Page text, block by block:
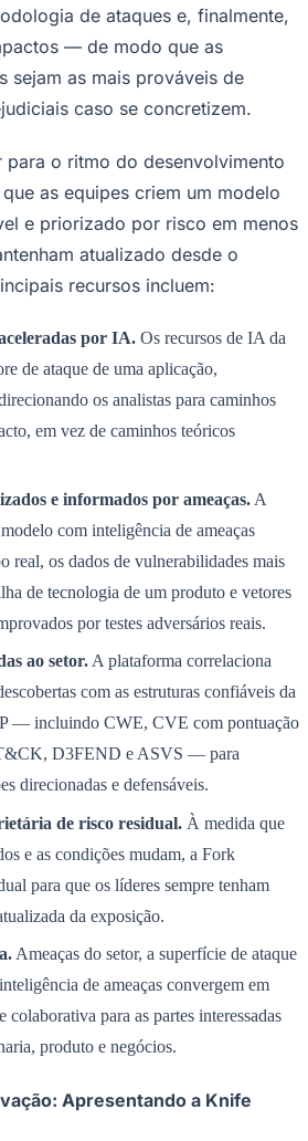
de ataques e, finalmente,
— de modo que as
sejam as mais prováveis ​​de
caso se concretizem.
para o ritmo do desenvolvimento
as equipes criem um modelo
e priorizado por risco em menos
atualizado desde o
recursos incluem:
por IA.Os recursos de IA da
de ataque de uma aplicação,
os analistas para caminhos
em vez de caminhos teóricos
e informados por ameaças.A
com inteligência de ameaças
real, os dados de vulnerabilidades mais
de tecnologia de um produto e vetores
por testes adversários reais.
ao setor.A plataforma correlaciona
com as estruturas confiáveis ​​da
— incluindo CWE, CVE com pontuação
D3FEND e ASVS — para
direcionadas e defensáveis.
de risco residual.À medida que
e as condições mudam, a Fork
para que os líderes sempre tenham
da exposição.
Ameaças do setor, a superfície de ataque
de ameaças convergem em
colaborativa para as partes interessadas
produto e negócios.
Apresentando a Knife